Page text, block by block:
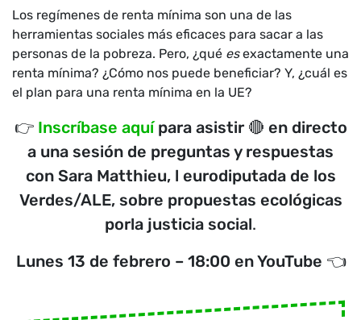
Los regímenes de renta mínima son una de las
herramientas sociales más eficaces para sacar a las
personas de la pobreza. Pero, ¿qué esexactamente una
renta mínima? ¿Cómo nos puede beneficiar? Y, ¿cuál es
el plan para una renta mínima en la UE?
👉 Inscríbase aquípara asistir 🔴 en directo
a una sesión de preguntas y respuestas
con Sara Matthieu, l eurodiputada de los
Verdes/ALE, sobre propuestas ecológicas
porla justicia social.
Lunes 13 de febrero – 18:00 en YouTube 👈